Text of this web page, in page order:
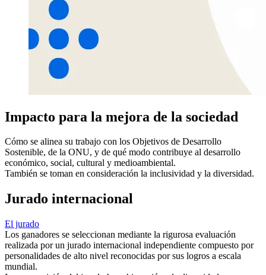
Impacto para la mejora de la sociedad
Cómo se alinea su trabajo con los Objetivos de Desarrollo
Sostenible, de la ONU, y de qué modo contribuye al desarrollo
económico, social, cultural y medioambiental.
También se toman en consideración la inclusividad y la diversidad.
Jurado internacional
El jurado
Los ganadores se seleccionan mediante la rigurosa evaluación
realizada por un jurado internacional independiente compuesto por
personalidades de alto nivel reconocidas por sus logros a escala
mundial.